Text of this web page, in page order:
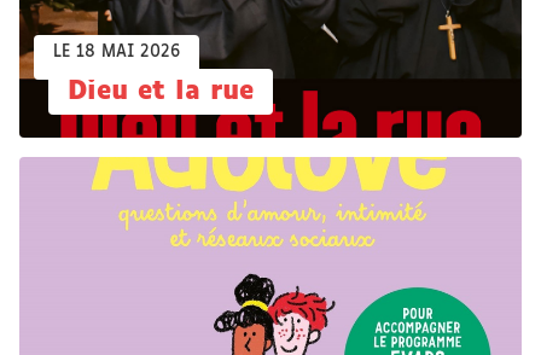
LE 18 MAI 2026
Dieu et la rue